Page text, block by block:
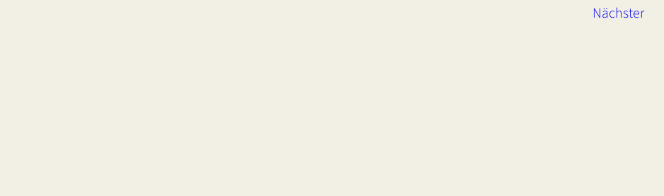
Nächster